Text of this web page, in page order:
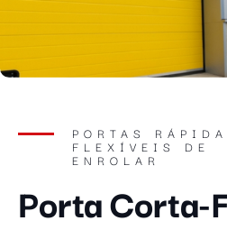
PORTAS
FLEXÍVEIS DE
ENROLAR
Porta Corta-